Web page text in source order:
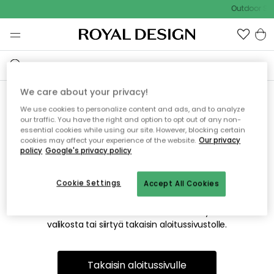
Outdoor
Emme valitettavasti löydä
etsimääsi sivua
Tämä voi johtua siitä, että sivua ei enää ole tai siitä, että se
on siirretty muualle. Pahoittelemme tästä mahdollisesti
valikosta tai siirtyä takaisin aloitussivustolle.
Takaisin aloitussivulle
We care about your privacy!
We use cookies to personalize content and ads, and to analyze
our traffic. You have the right and option to opt out of any non-
essential cookies while using our site. However, blocking certain
cookies may affect your experience of the website. Our privacy
policy Google's privacy policy
Accept All Cookies
Cookie Settings